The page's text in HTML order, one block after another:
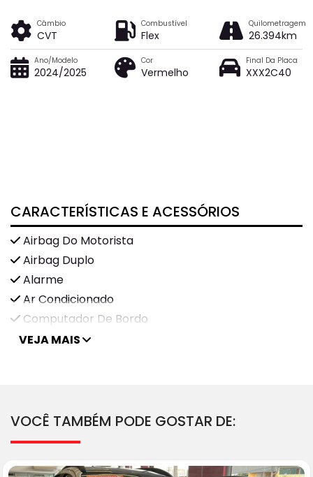
Câmbio
CVT
Combustível
Flex
Quilometragem
26.394km
Ano/Modelo
2024/2025
Cor
Vermelho
Final Da Placa
XXX2C40
CARACTERÍSTICAS E ACESSÓRIOS
Airbag Do Motorista
Airbag Duplo
Alarme
Ar Condicionado
Computador De Bordo
VEJA MAIS
VOCÊ TAMBÉM PODE GOSTAR DE: